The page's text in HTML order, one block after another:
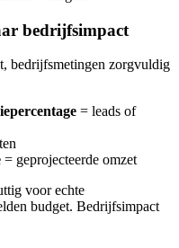
bedrijfsimpact
bedrijfsmetingen zorgvuldig
= leads of
= geprojecteerde omzet
voor echte
budget. Bedrijfsimpact